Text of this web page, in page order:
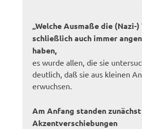
„Welche Ausmaße die (Nazi-
schließlich auch immer
haben,
es wurde allen, die sie
deutlich, daß sie aus kleinen
erwuchsen.
Am Anfang standen
Akzentverschiebungen